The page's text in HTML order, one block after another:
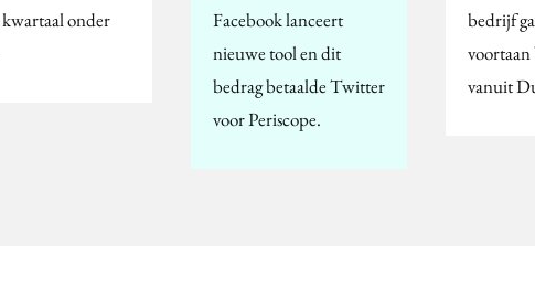
kwartaal onder
Facebook lanceert
nieuwe tool en dit
bedrag betaalde Twitter
voor Periscope.
bedrijf
vanuit